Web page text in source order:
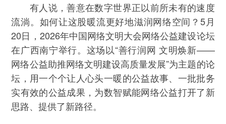
有人说，善意在数字世界正以前所未有的速度
流淌。如何让这股暖流更好地滋润网络空间？5月
20日，2026年中国网络文明大会网络公益建设论坛
在广西南宁举行。这场以“善行润网 文明焕新——
网络公益助推网络文明建设高质量发展”为主题的论
坛，用一个个让人心头一暖的公益故事、一批批务
实有效的公益成果，为数智赋能网络公益打开了新
思路、提供了新路径。